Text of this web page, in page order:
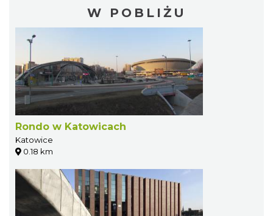
W POBLIŻU
Rondo w Katowicach
Katowice
0.18 km